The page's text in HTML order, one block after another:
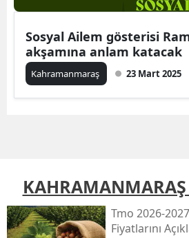
Sosyal Ailem gösterisi
akşamına anlam katacak
Kahramanmaraş 23 Mart 2025
Tmo 2026-
Fiyatlarını